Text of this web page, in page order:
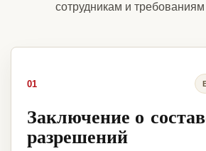
сотрудникам и
01
Заключение о
разрешений